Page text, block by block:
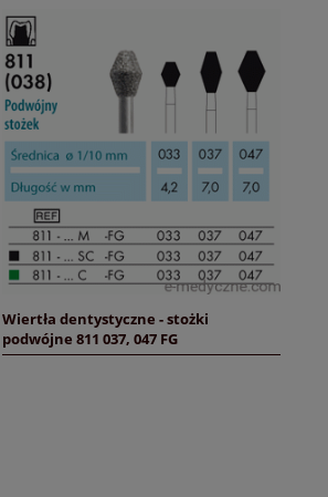
Wiertła dentystyczne - stożki
podwójne 811 037, 047 FG